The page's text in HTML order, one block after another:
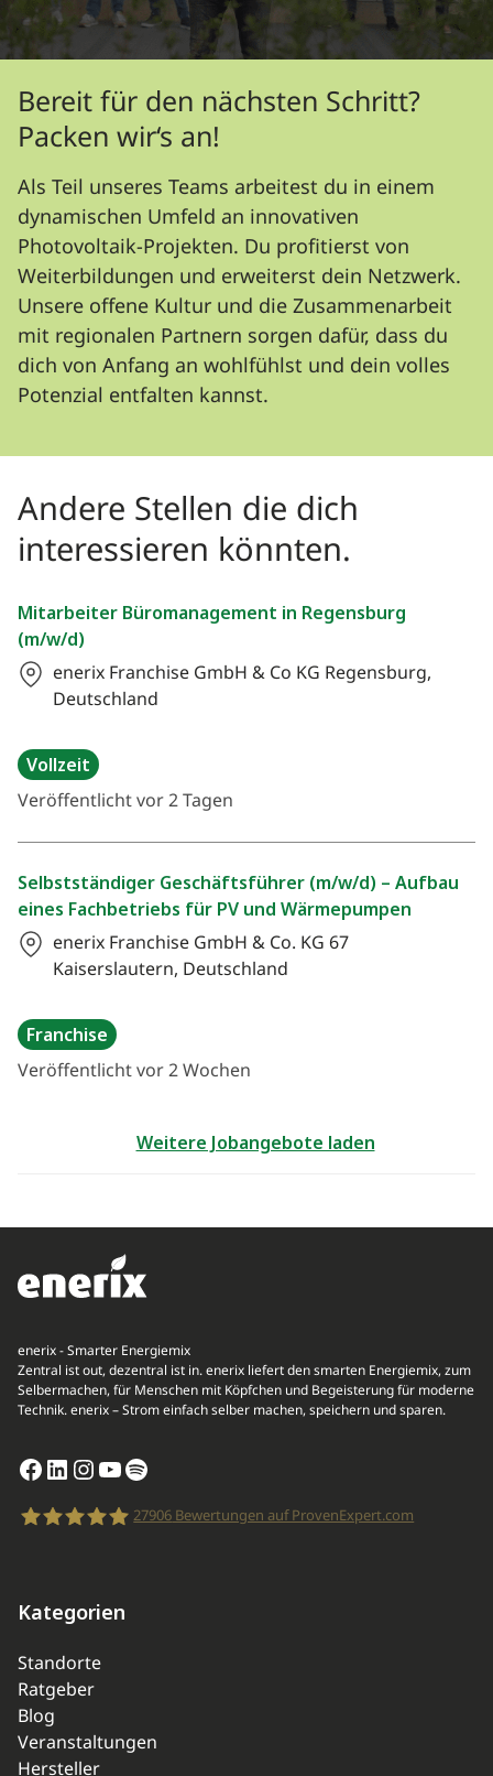
Bereit für den nächsten Schritt?
Packen wir‘s an!
Als Teil unseres Teams arbeitest du in einem
dynamischen Umfeld an innovativen
Photovoltaik-Projekten. Du profitierst von
Weiterbildungen und erweiterst dein Netzwerk.
Unsere offene Kultur und die Zusammenarbeit
mit regionalen Partnern sorgen dafür, dass du
dich von Anfang an wohlfühlst und dein volles
Potenzial entfalten kannst.
Andere Stellen die dich
interessieren könnten.
Mitarbeiter Büromanagement in Regensburg
(m/w/d)
enerix Franchise GmbH & Co KG Regensburg,
Deutschland
Vollzeit
Veröffentlicht vor 2 Tagen
Selbstständiger Geschäftsführer (m/w/d) – Aufbau
eines Fachbetriebs für PV und Wärmepumpen
enerix Franchise GmbH & Co. KG 67
Kaiserslautern, Deutschland
Franchise
Veröffentlicht vor 2 Wochen
Weitere Jobangebote laden
enerix - Smarter Energiemix
Zentral ist out, dezentral ist in. enerix liefert den smarten Energiemix, zum
Selbermachen, für Menschen mit Köpfchen und Begeisterung für moderne
Technik. enerix – Strom einfach selber machen, speichern und sparen.
Facebook
LinkedIn
Instagram
YouTube
Spotify
27906Bewertungen auf ProvenExpert.com
Kategorien
Standorte
Ratgeber
Blog
Veranstaltungen
Hersteller